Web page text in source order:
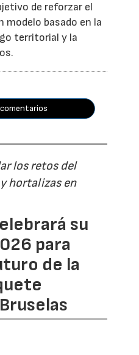
de reforzar el
modelo basado en la
territorial y la
los retos del
hortalizas en
su
para
de la